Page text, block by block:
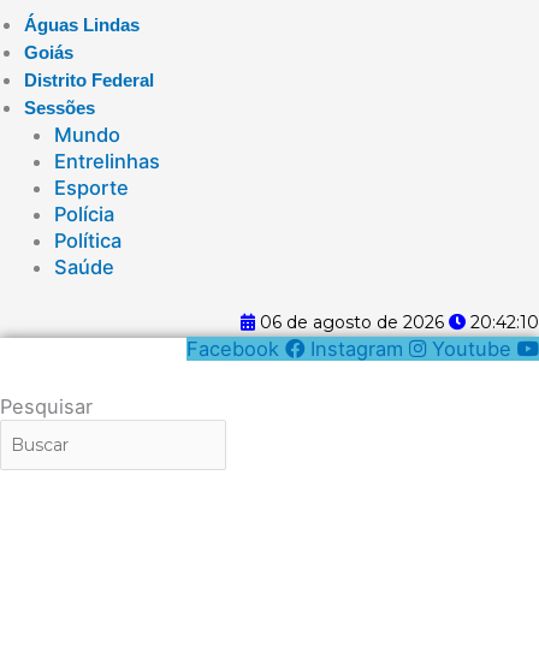
Águas Lindas
Goiás
Distrito Federal
Sessões
Mundo
Entrelinhas
Esporte
Polícia
Política
Saúde
06 de agosto de 2026 20:42:10
Facebook Instagram Youtube
Pesquisar